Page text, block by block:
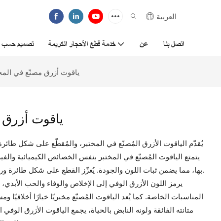
العربية
تصميم حسب خدمة قطع الأحجار الكريمة عن اتصل بنا
ياقوت أزرق مصنّع في
ياقوت
يُقدّم الياقوت الأزرق المُصنّع في المختبر، والمُقطّع على شكل طائرة
يتمتع الياقوت المُصنّع في المختبر بنفس الخصائص الكيميائية
بها، مما يضمن ثبات اللون والجودة. يُعزّز القطع على شكل طائرة ورقية بريق الياقوت ويُضفي عليه شكلاً هندسياً عصرياً.
يرمز اللون الأزرق الوفي إلى الإخلاص والوفاء والحب
المناسبات الخاصة. كما يُعد الياقوت المُصنّع مخبريًا خيارًا أخلاقيًا
متانته الفائقة ولونه النابض بالحياة، يجمع الياقوت الأزرق